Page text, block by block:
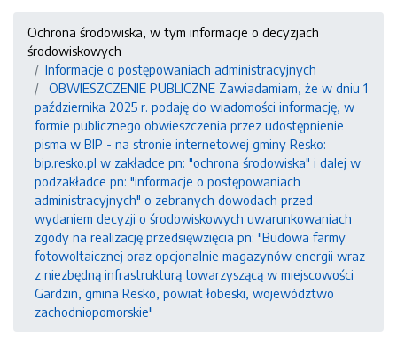
Ochrona środowiska, w tym informacje o decyzjach
środowiskowych
Informacje o postępowaniach administracyjnych
OBWIESZCZENIE PUBLICZNE Zawiadamiam, że w dniu 1
października 2025 r. podaję do wiadomości informację, w
formie publicznego obwieszczenia przez udostępnienie
pisma w BIP - na stronie internetowej gminy Resko:
bip.resko.pl w zakładce pn: "ochrona środowiska" i dalej w
podzakładce pn: "informacje o postępowaniach
administracyjnych" o zebranych dowodach przed
wydaniem decyzji o środowiskowych uwarunkowaniach
zgody na realizację przedsięwzięcia pn: "Budowa farmy
fotowoltaicznej oraz opcjonalnie magazynów energii wraz
z niezbędną infrastrukturą towarzyszącą w miejscowości
Gardzin, gmina Resko, powiat łobeski, województwo
zachodniopomorskie"